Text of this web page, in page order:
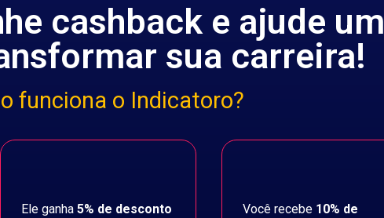
cashback e ajude um
sua carreira!
funciona o Indicatoro?
Ele ganha 5% de desconto
Você recebe 10% de